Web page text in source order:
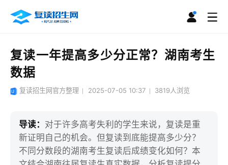
复读一年提高多少分正常？湖南考生
数据
复读招生网官方整理 2025-07-05 10:37 3819人浏览
导读： 对于许多高考失利的学生来说，复读是重
新证明自己的机会。但复读到底能提高多少分？
不同分数段的湖南考生复读后成绩变化如何？本